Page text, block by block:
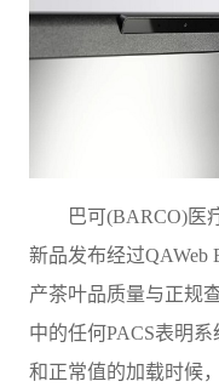
巴可(BARCO)医
新品发布经过QAWeb
产茶叶品质量与正规
中的任何PACS表明
和正常值的加载时候